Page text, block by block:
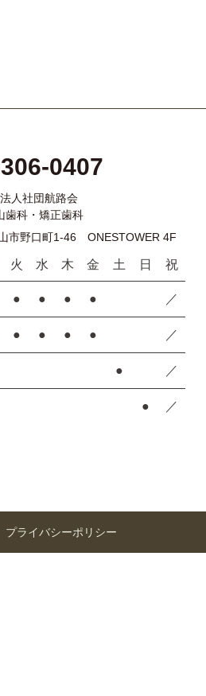
0407
人社団航路会
歯科・矯正歯科
市野口町1-46 ONESTOWER 4F
火 水 木 金 土 日 祝
● ● ● ● ／
● ● ● ● ／
● ／
● ／
プライバシーポリシー